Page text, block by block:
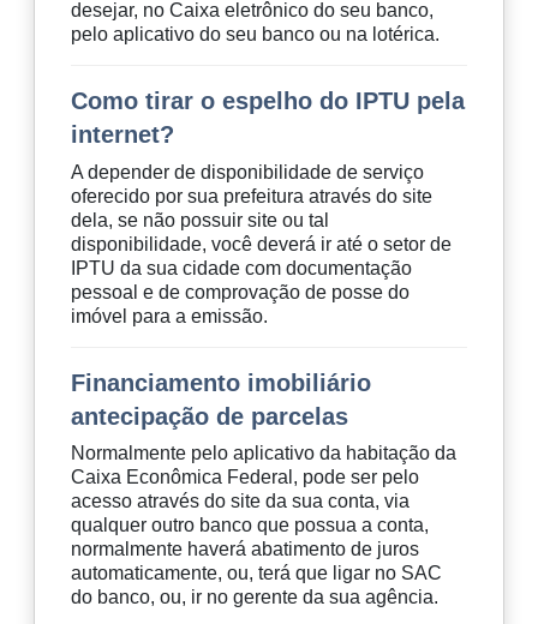
desejar, no Caixa eletrônico do seu banco,
pelo aplicativo do seu banco ou na lotérica.
Como tirar o espelho do IPTU pela
internet?
A depender de disponibilidade de serviço
oferecido por sua prefeitura através do site
dela, se não possuir site ou tal
disponibilidade, você deverá ir até o setor de
IPTU da sua cidade com documentação
pessoal e de comprovação de posse do
imóvel para a emissão.
Financiamento imobiliário
antecipação de parcelas
Normalmente pelo aplicativo da habitação da
Caixa Econômica Federal, pode ser pelo
acesso através do site da sua conta, via
qualquer outro banco que possua a conta,
normalmente haverá abatimento de juros
automaticamente, ou, terá que ligar no SAC
do banco, ou, ir no gerente da sua agência.